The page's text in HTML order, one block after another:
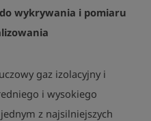
wykrywania i pomiaru
gaz izolacyjny i
i wysokiego
z najsilniejszych